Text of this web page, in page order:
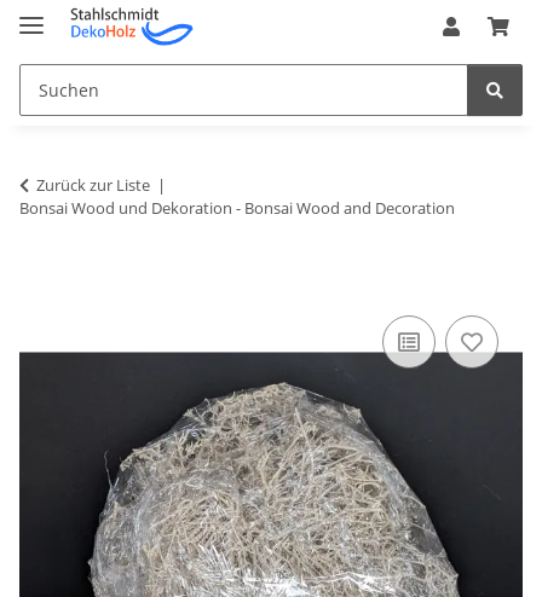
Zurück zur Liste
Bonsai Wood und Dekoration - Bonsai Wood and Decoration